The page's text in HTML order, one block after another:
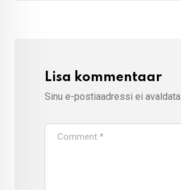
Lisa kommentaar
Sinu e-postiaadressi ei avaldata.